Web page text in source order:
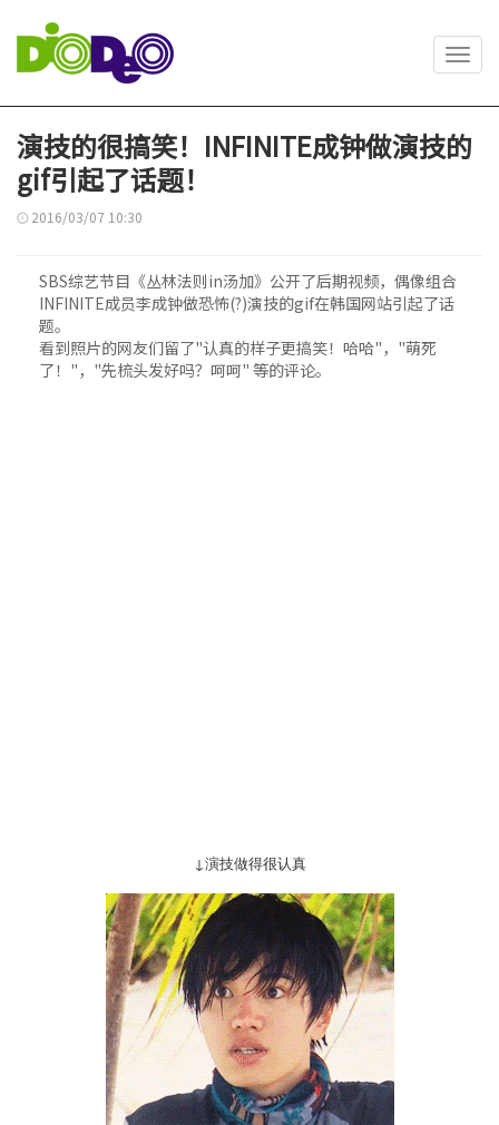
演技的很搞笑！INFINITE成钟做演技的
gif引起了话题！
2016/03/07 10:30
SBS综艺节目《丛林法则in汤加》公开了后期视频，偶像组合
INFINITE成员李成钟做恐怖(?)演技的gif在韩国网站引起了话
题。
看到照片的网友们留了"认真的样子更搞笑！哈哈"，"萌死
了！"，"先梳头发好吗？呵呵" 等的评论。
↓演技做得很认真